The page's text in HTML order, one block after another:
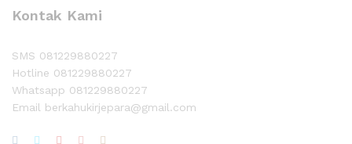
Kontak Kami
SMS 081229880227
Hotline 081229880227
Whatsapp 081229880227
Email berkahukirjepara@gmail.com